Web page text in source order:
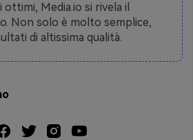
Media.io si rivela il
Non solo è molto semplice,
di altissima qualità.